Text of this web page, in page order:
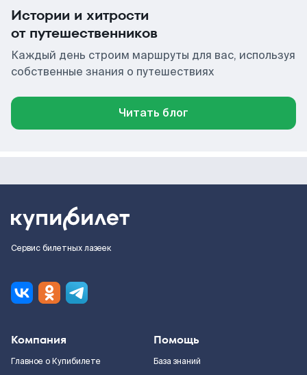
Истории и хитрости
от путешественников
Каждый день строим маршруты для вас, используя
собственные знания о путешествиях
Читать блог
Сервис билетных лазеек
Компания
Главное о Купибилете
Помощь
База знаний